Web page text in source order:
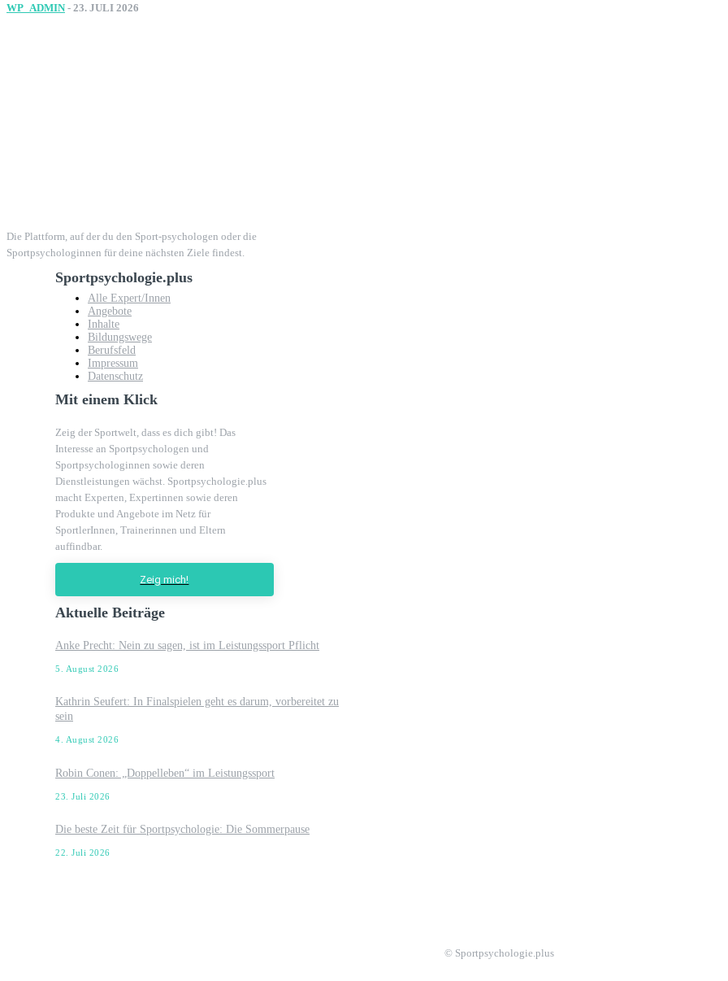
WP_ADMIN - 23. JULI 2026
Die Plattform, auf der du den Sport-psychologen oder die
Sportpsychologinnen für deine nächsten Ziele findest.
Sportpsychologie.plus
Alle Expert/Innen
Angebote
Inhalte
Bildungswege
Berufsfeld
Impressum
Datenschutz
Mit einem Klick
Zeig der Sportwelt, dass es dich gibt! Das
Interesse an Sportpsychologen und
Sportpsychologinnen sowie deren
Dienstleistungen wächst. Sportpsychologie.plus
macht Experten, Expertinnen sowie deren
Produkte und Angebote im Netz für
SportlerInnen, Trainerinnen und Eltern
auffindbar.
Zeig mich!
Aktuelle Beiträge
Anke Precht: Nein zu sagen, ist im Leistungssport Pflicht
5. August 2026
Kathrin Seufert: In Finalspielen geht es darum, vorbereitet zu
sein
4. August 2026
Robin Conen: „Doppelleben“ im Leistungssport
23. Juli 2026
Die beste Zeit für Sportpsychologie: Die Sommerpause
22. Juli 2026
© Sportpsychologie.plus